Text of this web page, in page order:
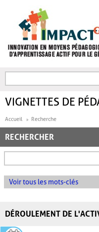
FORMULAIRE DE
VIGNETTES DE
Accueil Recherche
RECHERCHER
Voir tous les mots-clés
DÉROULEMENT DE